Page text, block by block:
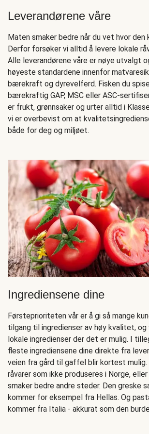
Leverandørene våre
Maten smaker bedre når du vet hvor den
Derfor forsøker vi alltid å levere lokale
Alle leverandørene våre er nøye utvalgt
høyeste standardene innenfor
bærekraft og dyrevelferd. Fisken du
bærekraftig GAP, MSC eller ASC-
er frukt, grønnsaker og urter alltid i
vi er overbevist om at
både for deg og miljøet.
Ingrediensene dine
Førsteprioriteten vår er å gi så mange
tilgang til ingredienser av høy kvalitet, og
lokale ingredienser der det er mulig. I
fleste ingrediensene dine direkte fra
veien fra gård til gaffel blir kortest
råvarer som ikke produseres i Norge,
smaker bedre andre steder. Den greske
kommer for eksempel fra Hellas. Og
kommer fra Italia - akkurat som den